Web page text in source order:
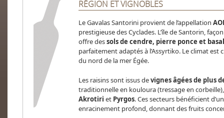
RÉGION ET VIGNOBLES
Le Gavalas Santorini provient de l’appellation
prestigieuse des Cyclades. L’île de Santorin,
offre dessols de cendre, pierre ponce et
parfaitement adaptés à l’Assyrtiko. Le climat est
du nord de la mer Égée.
Les raisins sont issus devignes âgées de plus
traditionnelle en kouloura (tressage en
Akrotiri et Pyrgos. Ces secteurs bénéficient
enracinement profond, donnant des fruits